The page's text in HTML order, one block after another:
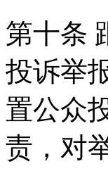
第十条
投诉举
置公众
责，对